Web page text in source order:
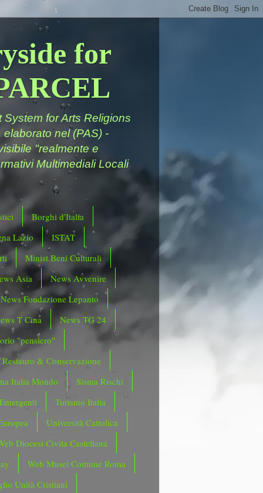
for
for Arts Religions
nel (PAS) -
"realmente e
Multimediali Locali
Borghi d'Italia
Lazio
ISTAT
Minist.Beni Culturali
Asia
News Avvenire
News Fondazione Lepanto
T Cina
News TG 24
"pensiero"
Restauro & Conservazione
Italia Mondo
Sisma Rischi
Turismo Italia
Università Cattolica
Diocesi Civita Castellana
Web Musei Comune Roma
Unità Cristiani